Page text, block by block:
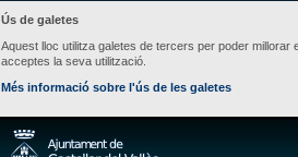
Ús de galetes
Aquest lloc utilitza galetes de tercers per poder
acceptes la seva utilització.
Més informació sobre l'ús de les galetes